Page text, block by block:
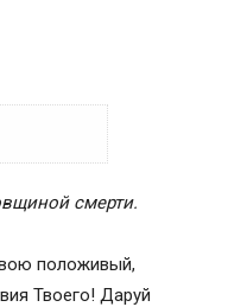
смерти.
положивый,
Твоего! Даруй